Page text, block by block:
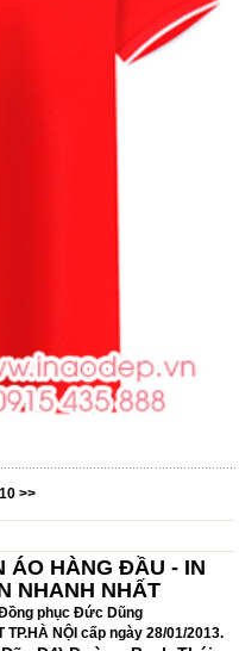
10 >>
ÁO HÀNG ĐẦU - IN
NHANH NHẤT
phục Đức Dũng
NỘI cấp ngày 28/01/2013.